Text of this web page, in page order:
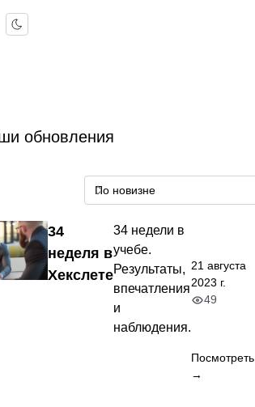
обновления
34
неделя в
Хекслете
34 недели в
учебе.
Результаты,
впечатления
и
наблюдения.
21 августа
2023 г.
49
Посмотреть
→